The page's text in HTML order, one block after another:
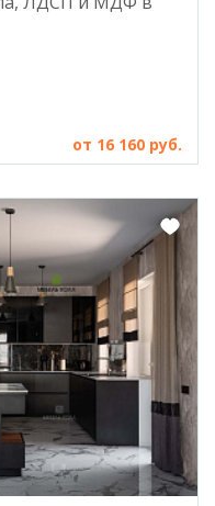
от 16 160 руб.